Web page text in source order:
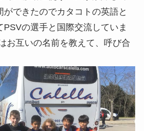
ができたのでカタコトの英語と
PSVの選手と国際交流していま
お互いの名前を教えて、呼び合